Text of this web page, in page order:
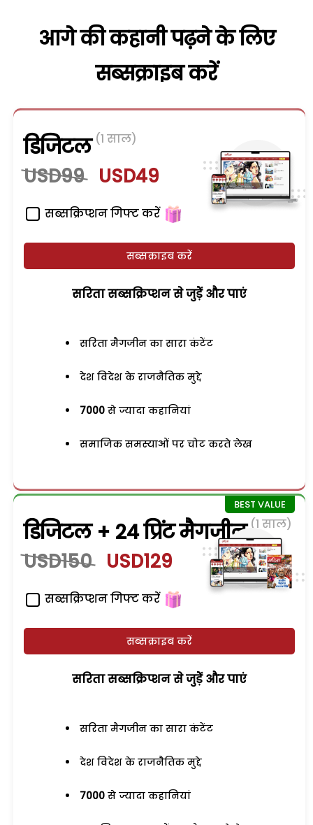
आगे की कहानी पढ़ने के लिए
सब्सक्राइब करें
डिजिटल (1 साल)
USD99 USD49
सब्सक्रिप्शन गिफ्ट करें
सब्सक्राइब करें
सरिता सब्सक्रिप्शन से जुड़ेें और पाएं
सरिता मैगजीन का सारा कंटेंट
देश विदेश के राजनैतिक मुद्दे
7000 से ज्यादा कहानियां
समाजिक समस्याओं पर चोट करते लेख
डिजिटल + 24 प्रिंट मैगजीन (1 साल)
USD150 USD129
सब्सक्रिप्शन गिफ्ट करें
सब्सक्राइब करें
सरिता सब्सक्रिप्शन से जुड़ेें और पाएं
सरिता मैगजीन का सारा कंटेंट
देश विदेश के राजनैतिक मुद्दे
7000 से ज्यादा कहानियां